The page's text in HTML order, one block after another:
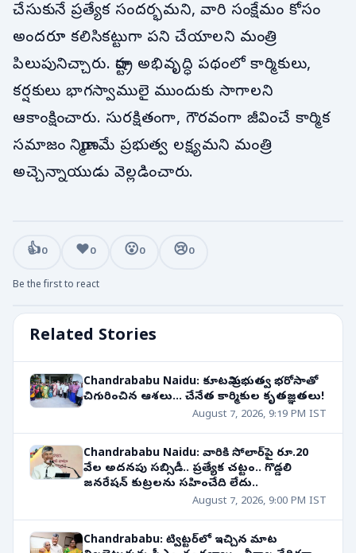
చేసుకునే ప్రత్యేక సందర్భమని, వారి సంక్షేమం కోసం
అందరూ కలిసికట్టుగా పని చేయాలని మంత్రి
పిలుపునిచ్చారు. రాష్ట్ర అభివృద్ధి పథంలో కార్మికులు,
కర్షకులు భాగస్వాములై ముందుకు సాగాలని
ఆకాంక్షించారు. సురక్షితంగా, గౌరవంగా జీవించే కార్మిక
సమాజం నిర్మాణమే ప్రభుత్వ లక్ష్యమని మంత్రి
అచ్చెన్నాయుడు వెల్లడించారు.
Related Stories
Chandrababu Naidu: కూటమి ప్రభుత్వ భరోసాతో
చిగురించిన ఆశలు... చేనేత కార్మికుల కృతజ్ఞతలు!
August 7, 2026, 9:19 PM IST
Chandrababu Naidu: వారికి సోలార్‌పై రూ.20
వేల అదనపు సబ్సిడీ.. ప్రత్యేక చట్టం.. గొడ్డలి
జనరేషన్ కుట్రలను సహించేది లేదు..
August 7, 2026, 9:00 PM IST
Chandrababu: ట్విట్టర్‌లో ఇచ్చిన మాట
👍0 ❤️0 😮0 😢0
Be the first to react